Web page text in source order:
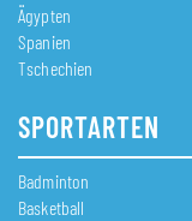
Ägypten
Spanien
Tschechien
SPORTARTEN
Badminton
Basketball